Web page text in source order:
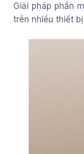
Giải pháp phần
trên nhiều thiết bị.